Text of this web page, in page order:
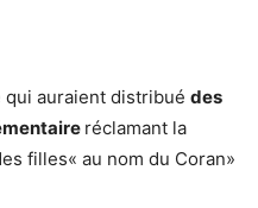
qui auraient distribué des
réclamant la
filles« au nom du Coran»